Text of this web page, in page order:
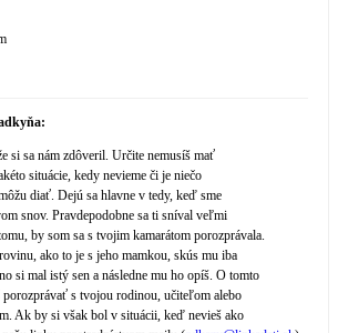
si sa nám zdôveril. Určite nemusíš mať
situácie, kedy nevieme či je niečo
diať. Dejú sa hlavne v tedy, keď sme
snov. Pravdepodobne sa ti sníval veľmi
by som sa s tvojim kamarátom porozprávala.
ako to je s jeho mamkou, skús mu iba
si mal istý sen a následne mu ho opíš. O tomto
porozprávať s tvojou rodinou, učiteľom alebo
Ak by si však bol v situácii, keď nevieš ako